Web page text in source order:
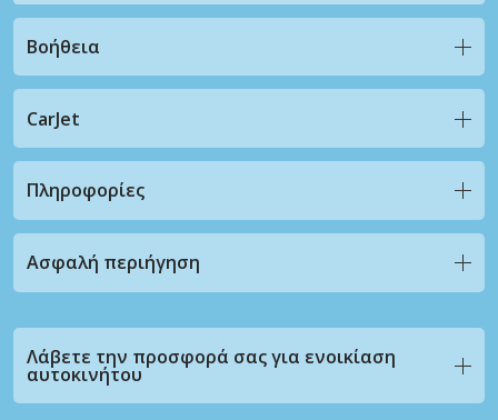
Βοήθεια
CarJet
Πληροφορίες
Ασφαλή περιήγηση
Λάβετε την προσφορά σας για ενοικίαση
αυτοκινήτου